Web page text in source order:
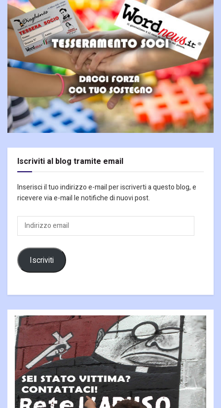
Iscriviti al blog tramite email
Inserisci il tuo indirizzo e-mail per iscriverti a questo blog, e
ricevere via e-mail le notifiche di nuovi post.
Indirizzo
email
Iscriviti